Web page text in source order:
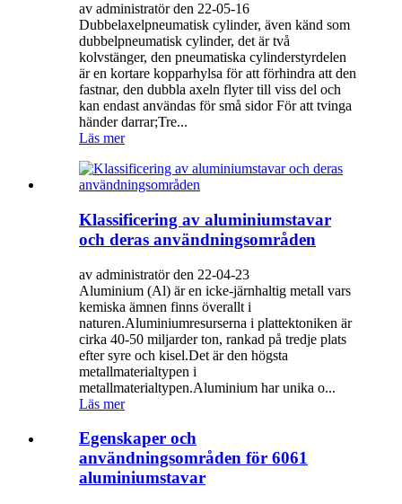
av administratör den 22-05-16
Dubbelaxelpneumatisk cylinder, även känd som
dubbelpneumatisk cylinder, det är två
kolvstänger, den pneumatiska cylinderstyrdelen
är en kortare kopparhylsa för att förhindra att den
fastnar, den dubbla axeln flyter till viss del och
kan endast användas för små sidor För att tvinga
händer darrar;Tre...
Läs mer
Klassificering av aluminiumstavar
och deras användningsområden
av administratör den 22-04-23
Aluminium (Al) är en icke-järnhaltig metall vars
kemiska ämnen finns överallt i
naturen.Aluminiumresurserna i plattektoniken är
cirka 40-50 miljarder ton, rankad på tredje plats
efter syre och kisel.Det är den högsta
metallmaterialtypen i
metallmaterialtypen.Aluminium har unika o...
Läs mer
Egenskaper och
användningsområden för 6061
aluminiumstavar